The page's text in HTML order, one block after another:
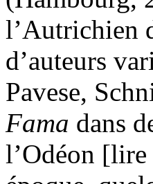
l’Autrichien
d’auteurs
Pavese,
Fama dans
l’Odéon [lire